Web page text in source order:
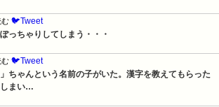
む 🐦Tweet
っちゃりしてしまう・・・
む 🐦Tweet
ちゃんという名前の子がいた。漢字を教えてもらった
しまい…